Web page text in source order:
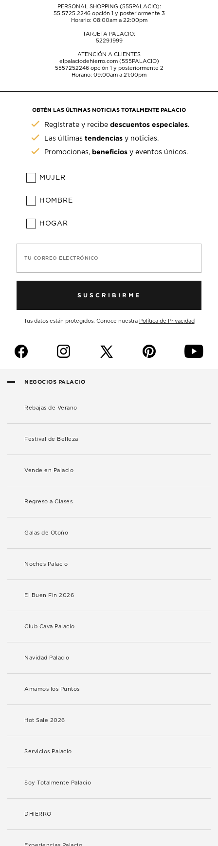
PERSONAL SHOPPING (555PALACIO):
55.5725.2246opción 1 y posteriormente 3
Horario: 08:00am a 22:00pm
TARJETA PALACIO:
5229.1999
ATENCIÓN A CLIENTES
elpalaciodehierro.com (555PALACIO)
5557252246opción 1 y posteriormente 2
Horario: 09:00am a 21:00pm
OBTÉN LAS ÚLTIMAS NOTICIAS TOTALMENTE PALACIO
Regístrate y recibedescuentos especiales.
Las últimastendencias y noticias.
Promociones, beneficios y eventos únicos.
MUJER
HOMBRE
HOGAR
TU CORREO ELECTRÓNICO
SUSCRIBIRME
Tus datos están protegidos. Conoce nuestra Política de Privacidad
f i p y
NEGOCIOS PALACIO
Rebajas de Verano
Festival de Belleza
Vende en Palacio
Regreso a Clases
Galas de Otoño
Noches Palacio
El Buen Fin 2026
Club Cava Palacio
Navidad Palacio
Amamos los Puntos
Hot Sale 2026
Servicios Palacio
Soy Totalmente Palacio
DHIERRO